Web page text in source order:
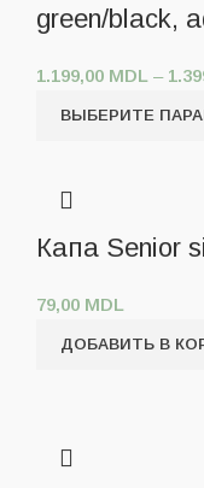
green/black,
1.199,00 MDL –
ВЫБЕРИТЕ
Капа Senior
79,00 MDL
ДОБАВИТЬ В